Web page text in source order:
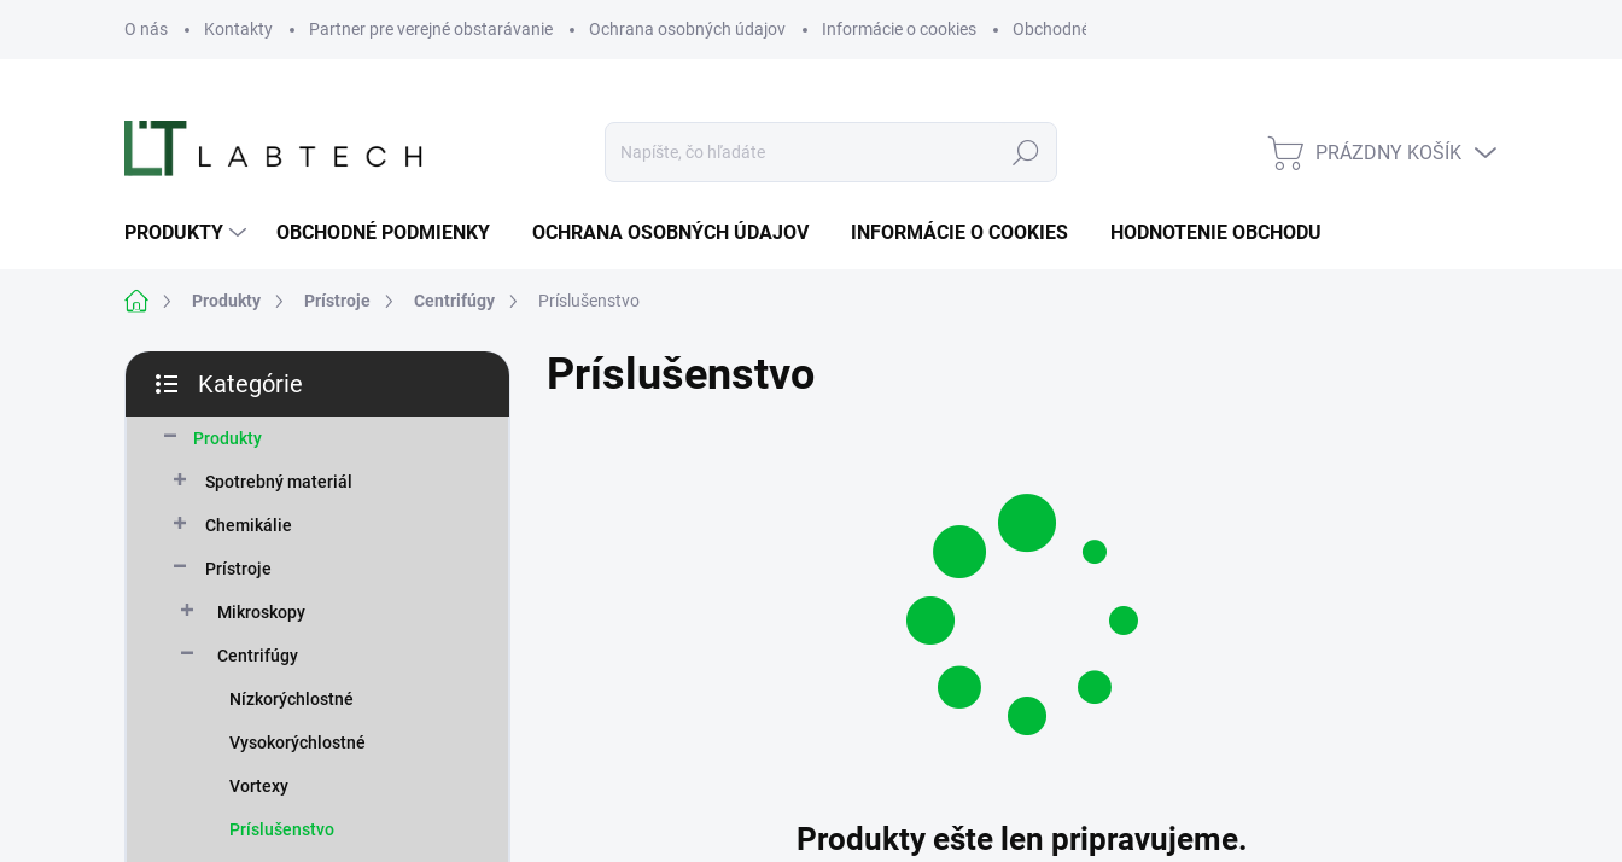
O nás Kontakty Partner pre verejné obstarávanie Ochrana osobných údajov Informácie o cookies Obchodné podmienky
Hľadať
NÁKUPNÝ
PRÁZDNY KOŠÍK
PRODUKTY OBCHODNÉ PODMIENKY OCHRANA OSOBNÝCH ÚDAJOV INFORMÁCIE O COOKIES HODNOTENIE OBCHODU
DomovProdukty Prístroje Centrifúgy Príslušenstvo
B
č
kategórie
Kategórie
Produkty
Spotrebný materiál
Chemikálie
Prístroje
Mikroskopy
Centrifúgy
Nízkorýchlostné
Vysokorýchlostné
Vortexy
Príslušenstvo
Príslušenstvo
Produkty ešte len pripravujeme.